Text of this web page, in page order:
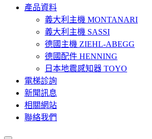
產品資料
義大利主機 MONTANARI
義大利主機 SASSI
德國主機 ZIEHL-ABEGG
德國配件 HENNING
日本地震感知器 TOYO
電梯診詢
新聞訊息
相關網站
聯絡我們